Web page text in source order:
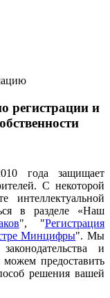
регистрации и
года защищает
С некоторой
в разделе «Наш
", "Регистрация
Минцифры". Мы
и
предоставить
решения вашей